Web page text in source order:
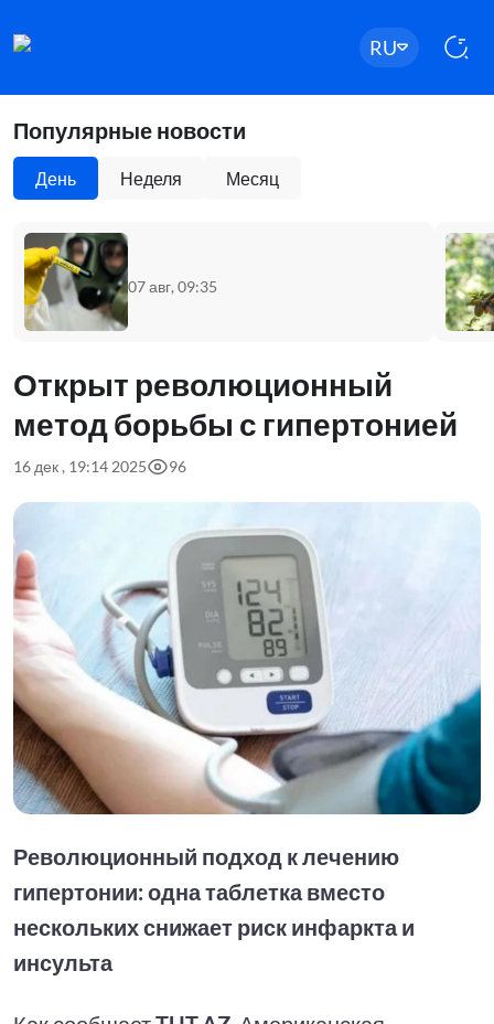
RU
Популярные новости
День Неделя Месяц
07 авг, 09:35
Открыт революционный
метод борьбы с гипертонией
16 дек , 19:14 2025 96
Революционный подход к лечению
гипертонии: одна таблетка вместо
нескольких снижает риск инфаркта и
инсульта